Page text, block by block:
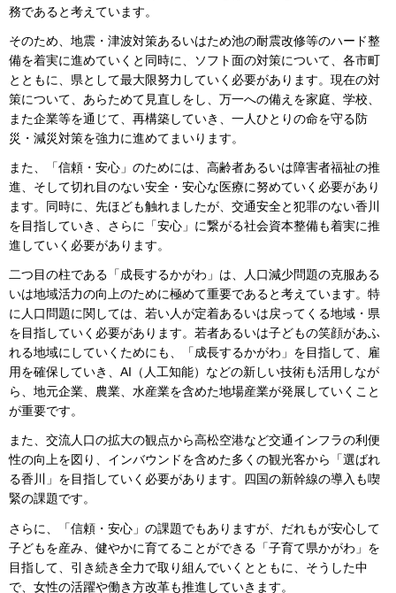
務であると考えています。
そのため、地震・津波対策あるいはため池の耐震改修等のハード整
備を着実に進めていくと同時に、ソフト面の対策について、各市町
とともに、県として最大限努力していく必要があります。現在の対
策について、あらためて見直しをし、万一への備えを家庭、学校、
また企業等を通じて、再構築していき、一人ひとりの命を守る防
災・減災対策を強力に進めてまいります。
また、「信頼・安心」のためには、高齢者あるいは障害者福祉の推
進、そして切れ目のない安全・安心な医療に努めていく必要があり
ます。同時に、先ほども触れましたが、交通安全と犯罪のない香川
を目指していき、さらに「安心」に繋がる社会資本整備も着実に推
進していく必要があります。
二つ目の柱である「成長するかがわ」は、人口減少問題の克服ある
いは地域活力の向上のために極めて重要であると考えています。特
に人口問題に関しては、若い人が定着あるいは戻ってくる地域・県
を目指していく必要があります。若者あるいは子どもの笑顔があふ
れる地域にしていくためにも、「成長するかがわ」を目指して、雇
用を確保していき、AI（人工知能）などの新しい技術も活用しなが
ら、地元企業、農業、水産業を含めた地場産業が発展していくこと
が重要です。
また、交流人口の拡大の観点から高松空港など交通インフラの利便
性の向上を図り、インバウンドを含めた多くの観光客から「選ばれ
る香川」を目指していく必要があります。四国の新幹線の導入も喫
緊の課題です。
さらに、「信頼・安心」の課題でもありますが、だれもが安心して
子どもを産み、健やかに育てることができる「子育て県かがわ」を
目指して、引き続き全力で取り組んでいくとともに、そうした中
で、女性の活躍や働き方改革も推進していきます。